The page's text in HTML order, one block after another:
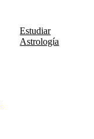
Estudiar
Astrología